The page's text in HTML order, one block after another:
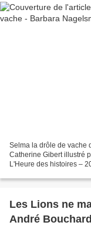
Selma la drôle de vache
Catherine Gibert illustré
L'Heure des histoires –
Les Lions ne
André Bouchard